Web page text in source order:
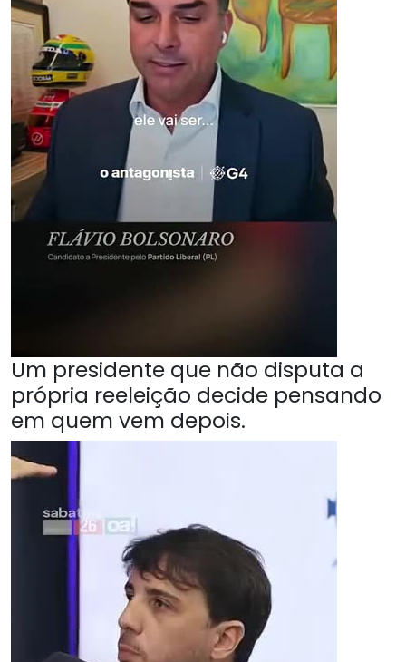
Um presidente que não disputa a
própria reeleição decide pensando
em quem vem depois.